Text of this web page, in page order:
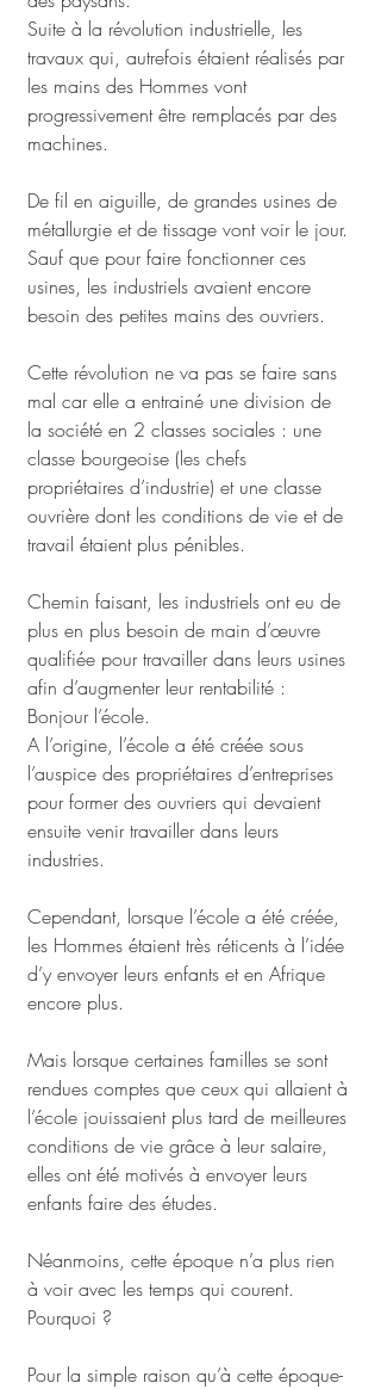
Suite à la révolution industrielle, les
travaux qui, autrefois étaient réalisés par
les mains des Hommes vont
progressivement être remplacés par des
machines.
De fil en aiguille, de grandes usines de
métallurgie et de tissage vont voir le jour.
Sauf que pour faire fonctionner ces
usines, les industriels avaient encore
besoin des petites mains des ouvriers.
Cette révolution ne va pas se faire sans
mal car elle a entrainé une division de
la société en 2 classes sociales : une
classe bourgeoise (les chefs
propriétaires d’industrie) et une classe
ouvrière dont les conditions de vie et de
travail étaient plus pénibles.
Chemin faisant, les industriels ont eu de
plus en plus besoin de main d’œuvre
qualifiée pour travailler dans leurs usines
afin d’augmenter leur rentabilité :
Bonjour l’école.
A l’origine, l’école a été créée sous
l’auspice des propriétaires d’entreprises
pour former des ouvriers qui devaient
ensuite venir travailler dans leurs
industries.
Cependant, lorsque l’école a été créée,
les Hommes étaient très réticents à l’idée
d’y envoyer leurs enfants et en Afrique
encore plus.
Mais lorsque certaines familles se sont
rendues comptes que ceux qui allaient à
l’école jouissaient plus tard de meilleures
conditions de vie grâce à leur salaire,
elles ont été motivés à envoyer leurs
enfants faire des études.
Néanmoins, cette époque n’a plus rien
à voir avec les temps qui courent.
Pourquoi ?
Pour la simple raison qu’à cette époque-